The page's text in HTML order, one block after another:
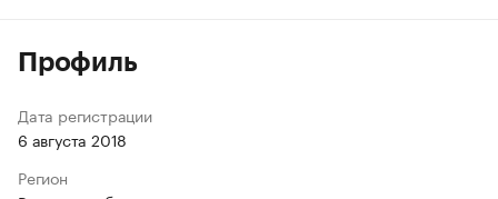
Профиль
Дата регистрации
6 августа 2018
Регион